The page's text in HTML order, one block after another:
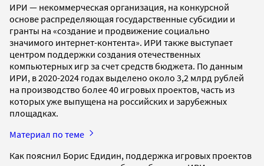
ИРИ — некоммерческая организация, на конкурсной
основе распределяющая государственные субсидии и
гранты на «создание и продвижение социально
значимого интернет-контента». ИРИ также выступает
центром поддержки создания отечественных
компьютерных игр за счет средств бюджета. По данным
ИРИ, в 2020-2024 годах выделено около 3,2 млрд рублей
на производство более 40 игровых проектов, часть из
которых уже выпущена на российских и зарубежных
площадках.
Материал по теме
Как пояснил Борис Едидин, поддержка игровых проектов